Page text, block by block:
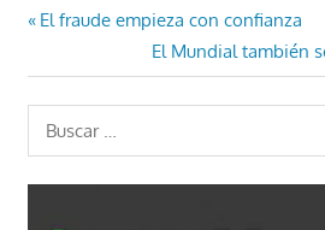
Navegación
de
entradas
Entrada
El fraude empieza con confianza
Entrada
siguiente:
El Mundial también
Buscar: